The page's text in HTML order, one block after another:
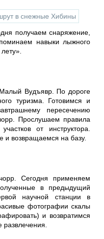
получаем снаряжение,
навыки лыжного
Вудъявр. По дороге
туризма. Готовимся и
пересечению
Прослушаем правила
от инструктора.
и возвращаемся на базу.
Сегодня применяем
в предыдущий
научной станции в
фотографии скалы
и возвратимся
развлечения.